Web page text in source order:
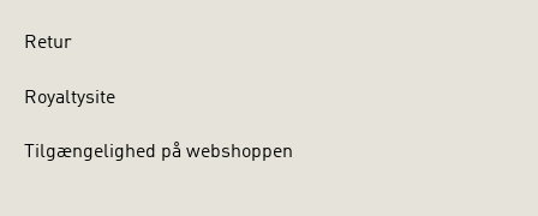
Retur
Royaltysite
Tilgængelighed på webshoppen